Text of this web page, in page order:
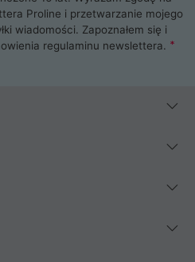
Proline i przetwarzanie mojego
wiadomości. Zapoznałem się i
regulaminu newslettera.